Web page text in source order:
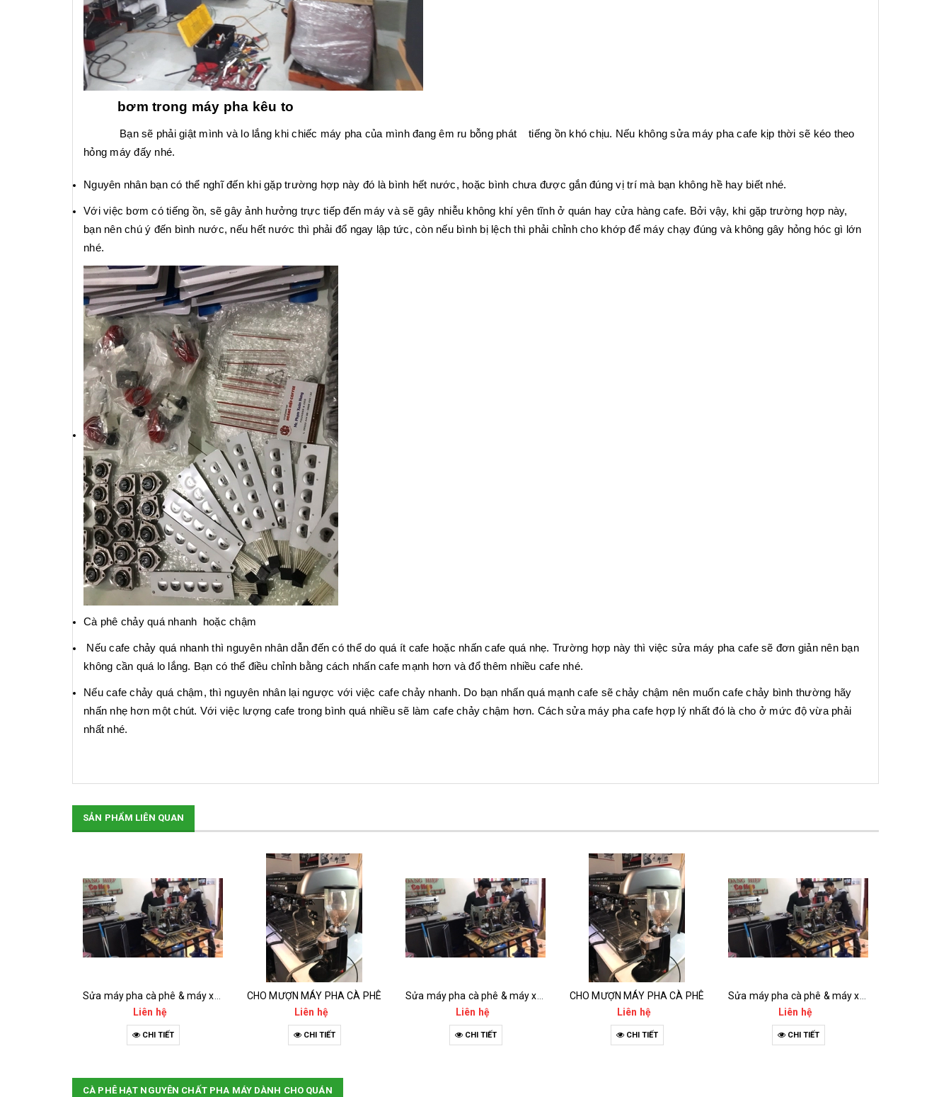
bơm trong máy pha kêu to
Bạn sẽ phải giật mình và lo lắng khi chiếc máy pha của mình đang êm ru bỗng phát tiếng ồn khó chịu. Nếu không sửa máy pha cafe kịp thời sẽ kéo theo
hỏng máy đấy nhé.
Nguyên nhân bạn có thể nghĩ đến khi gặp trường hợp này đó là bình hết nước, hoặc bình chưa được gắn đúng vị trí mà bạn không hề hay biết nhé.
Với việc bơm có tiếng ồn, sẽ gây ảnh hưởng trực tiếp đến máy và sẽ gây nhiễu không khí yên tĩnh ở quán hay cửa hàng cafe. Bởi vậy, khi gặp trường hợp này,
bạn nên chú ý đến bình nước, nếu hết nước thì phải đổ ngay lập tức, còn nếu bình bị lệch thì phải chỉnh cho khớp để máy chạy đúng và không gây hỏng hóc gì lớn
nhé.
Cà phê chảy quá nhanh hoặc chậm
Nếu cafe chảy quá nhanh thì nguyên nhân dẫn đến có thể do quá ít cafe hoặc nhấn cafe quá nhẹ. Trường hợp này thì việc sửa máy pha cafe sẽ đơn giản nên bạn
không cần quá lo lắng. Bạn có thể điều chỉnh bằng cách nhấn cafe mạnh hơn và đổ thêm nhiều cafe nhé.
Nếu cafe chảy quá chậm, thì nguyên nhân lại ngược với việc cafe chảy nhanh. Do bạn nhấn quá mạnh cafe sẽ chảy chậm nên muốn cafe chảy bình thường hãy
nhấn nhẹ hơn một chút. Với việc lượng cafe trong bình quá nhiều sẽ làm cafe chảy chậm hơn. Cách sửa máy pha cafe hợp lý nhất đó là cho ở mức độ vừa phải
nhất nhé.
SẢN PHẨM LIÊN QUAN
Liên hệ
CHI TIẾT
CHO MƯỢN MÁY PHA CÀ PHÊ
Liên hệ
CHI TIẾT
Liên hệ
CHI TIẾT
CHO MƯỢN MÁY PHA CÀ PHÊ
Liên hệ
CHI TIẾT
Liên hệ
CHI TIẾT
CÀ PHÊ HẠT NGUYÊN CHẤT PHA MÁY DÀNH CHO QUÁN